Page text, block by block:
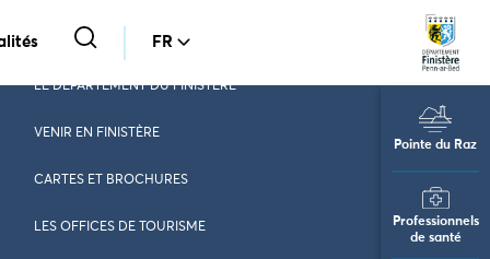
FR
Pointe du Raz
Professionnels
de santé
LE DÉPARTEMENT DU FINISTÈRE
VENIR EN FINISTÈRE
CARTES ET BROCHURES
LES OFFICES DE TOURISME